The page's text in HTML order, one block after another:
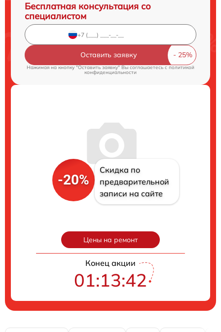
Бесплатная консультация со
специалистом
Оставить заявку
Нажимая на кнопку "Оставить заявку" Вы соглашаетесь cполитикой
конфиденциальности
-20%
Скидка по
предварительной
записи на сайте
Цены на ремонт
Конец акции
01:13:41